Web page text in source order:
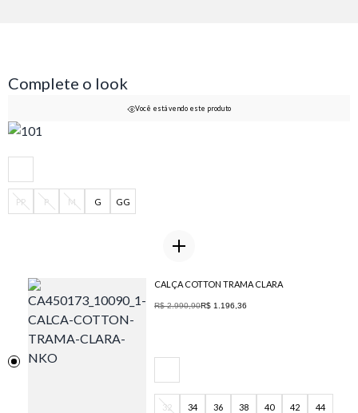
Complete o look
Você está vendo este produto
PP P M G GG
CALÇA COTTON TRAMA CLARA
R$ 2.990,90R$ 1.196,36
32 34 36 38 40 42 44